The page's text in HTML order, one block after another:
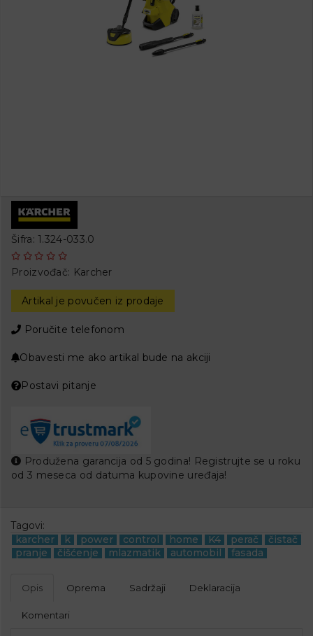
Šifra: 1.324-033.0
Proizvođač: Karcher
Artikal je povučen iz prodaje
Poručite telefonom
Obavesti me ako artikal bude na akciji
Postavi pitanje
Produžena garancija od 5 godina! Registrujte se u roku
od 3 meseca od datuma kupovine uređaja!
Tagovi:
karcher
k power control home K4 perač
čistač
pranje
čišćenje mlazmatik automobil fasada
Opis Oprema Sadržaji Deklaracija
Komentari